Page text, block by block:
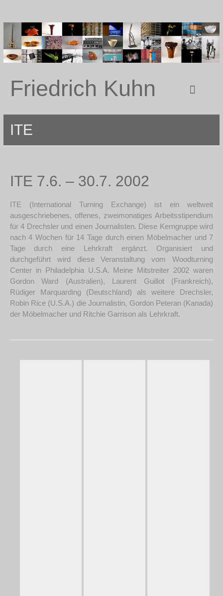
Friedrich Kuhn
ITE
ITE 7.6. – 30.7. 2002
ITE (International Turning Exchange) ist ein weltweit
ausgeschriebenes, offenes, zweimonatiges Arbeitsstipendium
für 4 Drechsler und einen Journalisten. Diese Kerngruppe wird
nach 4 Wochen für 14 Tage durch einen Möbelmacher und 7
Tage durch eine Lehrkraft ergänzt. Organisiert und
durchgeführt wird diese Veranstaltung vom Woodturning
Center in Philadelphia U.S.A. Meine Mitstreiter 2002 waren
Gordon Ward (Australien), Laurent Guillot (Frankreich),
Rüdiger Marquarding (Deutschland) als weitere Drechsler,
Robin Rice (U.S.A.) die Journalistin, Gordon Peteran (Kanada)
der Möbelmacher und Ritchie Garrison als Lehrkraft.